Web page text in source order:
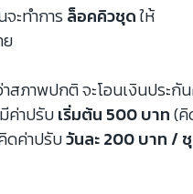
จะทำการล็อคคิวชุดให้
สภาพปกติ จะโอนเงินประกั
ค่าปรับเริ่มต้น 500 บาท(คิ
ดค่าปรับวันละ 200 บาท /